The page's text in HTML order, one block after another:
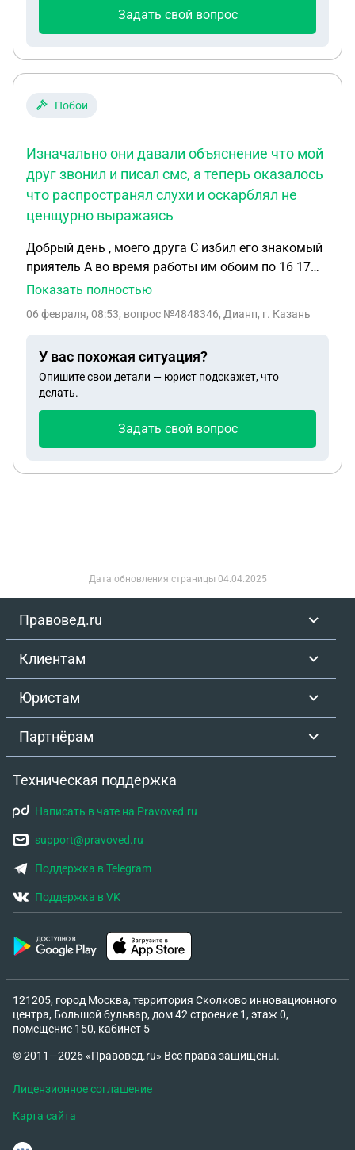
есть голосовые ,что предлогала оплату тоже есть.
Не против оплаты. Нам не нужны их квартира,я
Собственник он один ,долей там нашей нет в его
Задать свой вопрос
Побои
Изначально они давали объяснение что мой
друг звонил и писал смс, а теперь оказалось
что распространял слухи и оскарблял не
ценщурно выражаясь
Добрый день , моего друга С избил его знакомый
приятель А во время работы им обоим по 16 17
лет подростки, за то что он якобы оскарблял его
оскаблениями (данного случая не было) на видео
ударил по лицу и сломал щеку завели уголовное
дело. Днем подходил , требовал признания он
объяснял , что это не он и он не знаком с его
знакомой его девушкой которая снимала видео
снова доставал распросами давил на него,
психически надавили сильно , достали телефон и
Этот парень ходит спорт клуб по единоборству
интересное , мать приятеля написала встречное
третьим лицам то есть клевета. Изначально они
смс, а теперь оказалось что распространял слухи
и оскарблял не ценщурно выражаясь. Обещала
найти 5 свидетелей и привлечь его, и получить
ничего подобного , но на него написали встречное
заявление .
Показать полностью
06 февраля, 08:53, вопрос №4848346, Дианп, г. Казань
У вас похожая ситуация?
Опишите свои детали — юрист подскажет, что
делать.
Задать свой вопрос
Дата обновления страницы 04.04.2025
Правовед.ru
Клиентам
Юристам
Партнёрам
Техническая поддержка
Написать в чате на Pravoved.ru
support@pravoved.ru
Поддержка в Telegram
Поддержка в VK
121205, город Москва, территория Сколково инновационного
центра, Большой бульвар, дом 42 строение 1, этаж 0,
помещение 150, кабинет 5
© 2011—2026 «Правовед.ru» Все права защищены.
Лицензионное соглашение
Карта сайта